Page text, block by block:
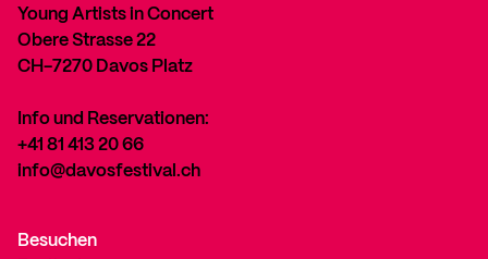
Young Artists in Concert
Obere Strasse 22
CH-7270 Davos Platz
Info und Reservationen:
+41 81 413 20 66
info@davosfestival.ch
Besuchen